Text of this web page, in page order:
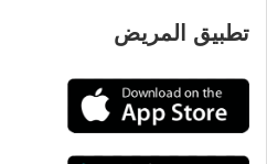
تطبيق المريض